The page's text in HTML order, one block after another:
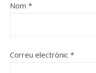
Nom *
Correu electrònic *